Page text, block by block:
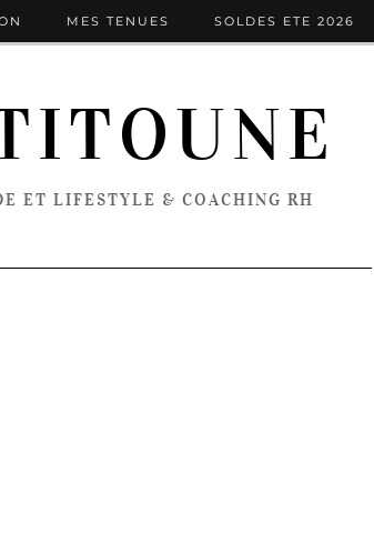
ET LIFESTYLE & COACHING RH
MES TENUES SOLDES ETE 2026